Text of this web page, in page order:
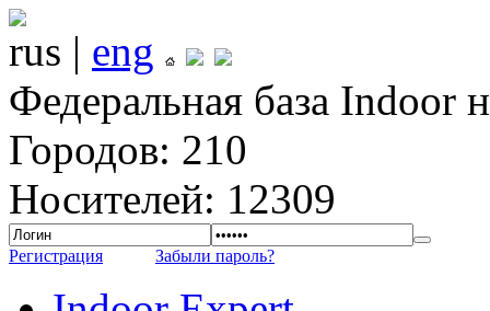
rus | eng
Федеральная база Indoor
Городов: 210
Носителей: 12309
Регистрация Забыли пароль?